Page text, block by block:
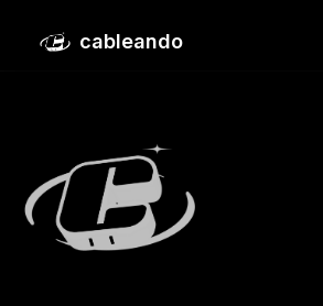
cableando
La web de Hacienda consume energía
mantener 1400 hogares españoles